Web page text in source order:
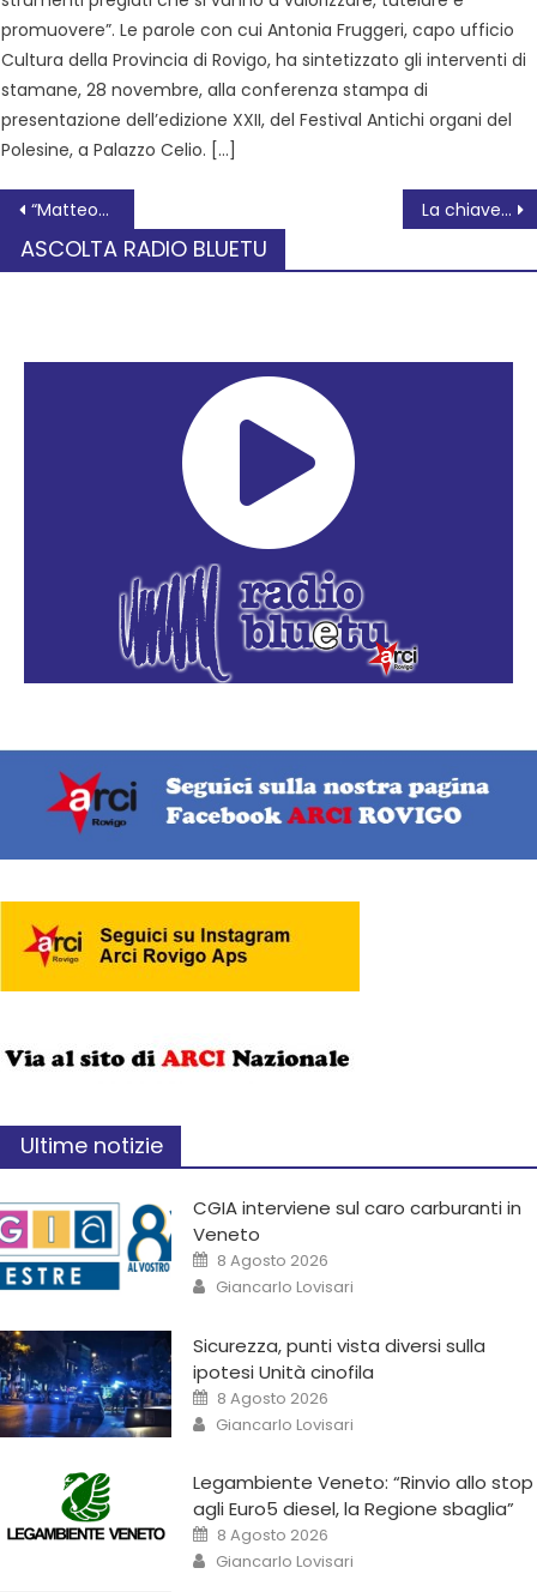
promuovere”. Le parole con cui Antonia Fruggeri, capo ufficio
Cultura della Provincia di Rovigo, ha sintetizzato gli interventi di
stamane, 28 novembre, alla conferenza stampa di
presentazione dell’edizione XXII, del Festival Antichi organi del
Polesine, a Palazzo Celio. […]
“Matteotti nella memoria cantata – Tra storia e cantastorie” La chiave del nostro futuro? Scegliere la scuola giusta
ASCOLTA RADIO BLUETU
Ultime notizie
CGIA interviene sul caro carburanti in
Veneto
8 Agosto 2026
Giancarlo Lovisari
Sicurezza, punti vista diversi sulla
ipotesi Unità cinofila
8 Agosto 2026
Giancarlo Lovisari
Legambiente Veneto: “Rinvio allo stop
agli Euro5 diesel, la Regione sbaglia”
8 Agosto 2026
Giancarlo Lovisari